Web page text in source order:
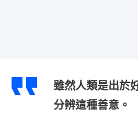
雖然人類是出於
分辨這種善意。